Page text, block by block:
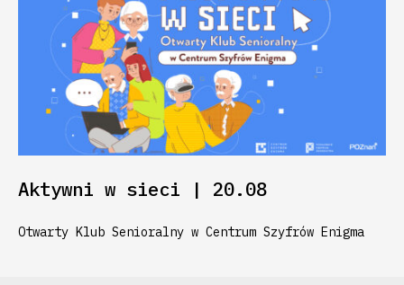
Aktywni w sieci | 20.08
Otwarty Klub Senioralny w Centrum Szyfrów Enigma